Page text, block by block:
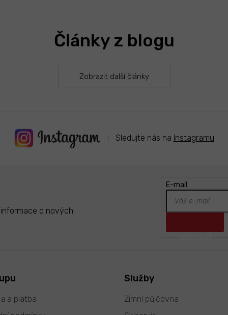
Články z blogu
Zobrazit další články
Sledujte nás na Instagramu
o nových
E-mail
a platba
Služby
Zimní půjčovna